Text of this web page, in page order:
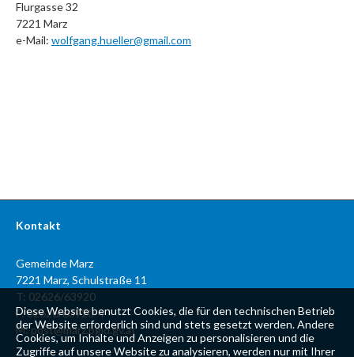
Diese Website benutzt Cookies, die für den technischen Betrieb
der Website erforderlich sind und stets gesetzt werden. Andere
Cookies, um Inhalte und Anzeigen zu personalisieren und die
Zugriffe auf unsere Website zu analysieren, werden nur mit Ihrer
Flurgasse 32
7221 Marz
e-Mail: wolfgang.hueller@gmail.com
Kontakt
Gemeinde Marz
7221 Marz, Schulstraße 11
T: 02626/63920
F: 02626/63920-4
M:post@marz.bgld.gv.at